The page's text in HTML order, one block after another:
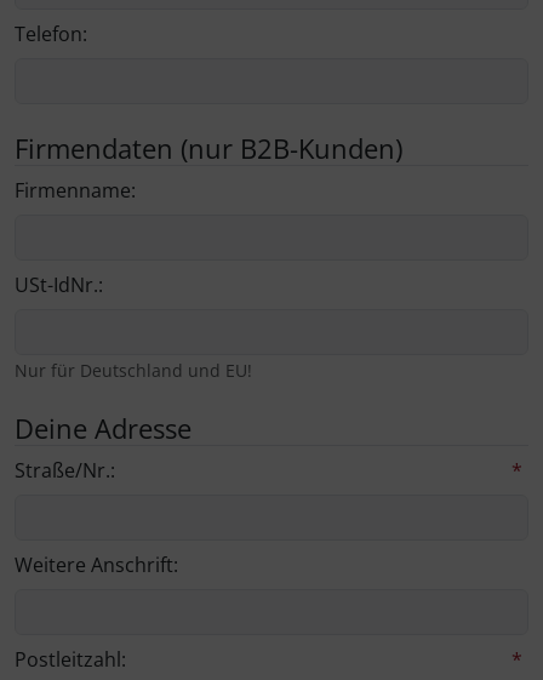
Telefon:
Firmendaten (nur B2B-Kunden)
Firmenname:
USt-IdNr.:
Nur für Deutschland und EU!
Deine Adresse
Straße/Nr.: *
Weitere Anschrift:
Postleitzahl: *